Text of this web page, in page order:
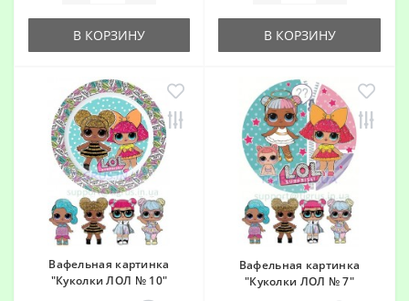
В КОРЗИНУ В КОРЗИНУ
Вафельная картинка
"Куколки ЛОЛ № 10"
Вафельная картинка
"Куколки ЛОЛ № 7"